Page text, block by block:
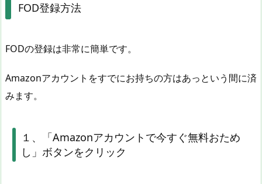
FOD登録方法
FODの登録は非常に簡単です。
Amazonアカウントをすでにお持ちの方はあっという間に済
みます。
１、「Amazonアカウントで今すぐ無料おため
し」ボタンをクリック